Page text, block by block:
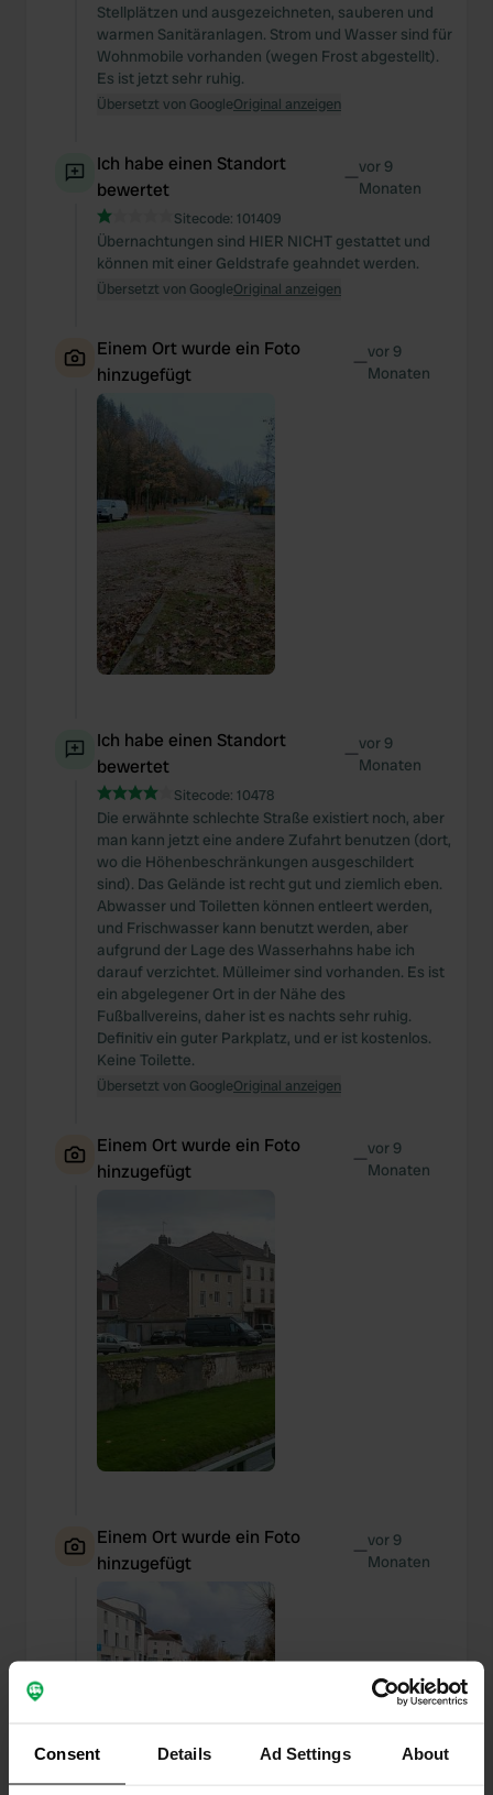
Consent Details Ad Settings About
Stellplätzen und ausgezeichneten, sauberen und
warmen Sanitäranlagen. Strom und Wasser sind für
Wohnmobile vorhanden (wegen Frost abgestellt).
Es ist jetzt sehr ruhig.
Übersetzt von GoogleOriginal anzeigen
Ich habe einen Standort
bewertet
—vor 9
Monaten
Sitecode: 101409
Übernachtungen sind HIER NICHT gestattet und
können mit einer Geldstrafe geahndet werden.
Übersetzt von GoogleOriginal anzeigen
Einem Ort wurde ein Foto
hinzugefügt
—vor 9
Monaten
Ich habe einen Standort
bewertet
—vor 9
Monaten
Sitecode: 10478
Die erwähnte schlechte Straße existiert noch, aber
man kann jetzt eine andere Zufahrt benutzen (dort,
wo die Höhenbeschränkungen ausgeschildert
sind). Das Gelände ist recht gut und ziemlich eben.
Abwasser und Toiletten können entleert werden,
und Frischwasser kann benutzt werden, aber
aufgrund der Lage des Wasserhahns habe ich
darauf verzichtet. Mülleimer sind vorhanden. Es ist
ein abgelegener Ort in der Nähe des
Fußballvereins, daher ist es nachts sehr ruhig.
Definitiv ein guter Parkplatz, und er ist kostenlos.
Keine Toilette.
Übersetzt von GoogleOriginal anzeigen
Einem Ort wurde ein Foto
hinzugefügt
—vor 9
Monaten
Einem Ort wurde ein Foto
hinzugefügt
—vor 9
Monaten